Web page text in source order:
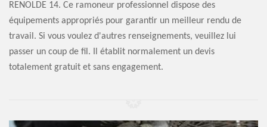
RENOLDE 14. Ce ramoneur professionnel dispose des
équipements appropriés pour garantir un meilleur rendu de
travail. Si vous voulez d'autres renseignements, veuillez lui
passer un coup de fil. Il établit normalement un devis
totalement gratuit et sans engagement.